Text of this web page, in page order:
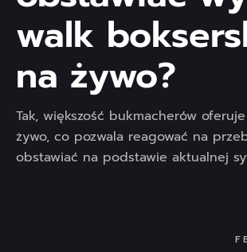
walk
na żywo?
Tak, większość bukmacherów
żywo, co pozwala reagować na
obstawiać na podstawie aktualnej